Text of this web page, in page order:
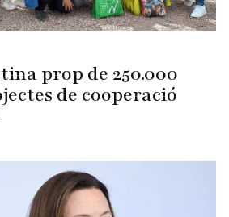
prop de 250.000
de cooperació